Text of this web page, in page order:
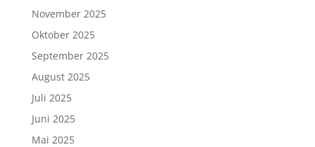
November 2025
Oktober 2025
September 2025
August 2025
Juli 2025
Juni 2025
Mai 2025